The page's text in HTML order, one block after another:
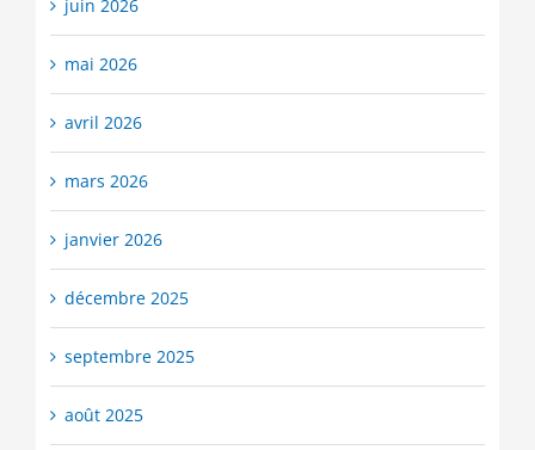
juin 2026
mai 2026
avril 2026
mars 2026
janvier 2026
décembre 2025
septembre 2025
août 2025